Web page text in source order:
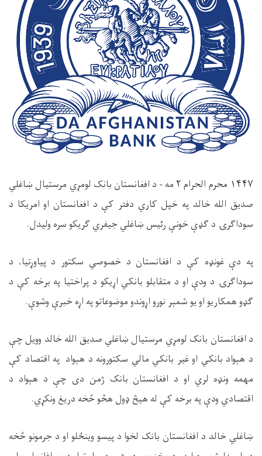
۱۴۴۷ محرم الحرام۲ مه - د افغانستان بانک لومړي مرستیال ښاغلي
صدیق الله خالد په خپل کاري دفتر کې د افغانستان او امریکا د
سوداګرۍ د ګډې خونې رئيس ښاغلي جیفري ګریکو سره ولیدل.
په دې غونډه کې د افغانستان د خصوصي سکتور د پیاوړتیا، د
سوداګرۍ د ودې او د متقابلو بانکي اړیکو د پراختیا په برخه کې د
ګډو همکاریو او یو شمېر نورو اړوندو موضوعاتو په اړه خبرې وشوې.
د افغانستان بانک لومړي مرستیال ښاغلي صدیق الله خالد وویل چې
د هېواد بانکي او غیر بانکي مالي سکتورونه د هېواد په اقتصاد کې
مهمه ونډه لري او د افغانستان بانک ژمن دی چې د هېواد د
اقتصادي ودې په برخه کې له هیڅ ډول هڅو څخه دریغ ونکړي.
ښاغلي خالد د افغانستان بانک لخوا د پیسو وینځلو او د جرمونو څخه